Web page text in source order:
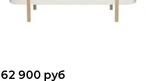
62 900 руб